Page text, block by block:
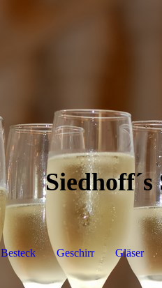
Besteck Geschirr Gläser